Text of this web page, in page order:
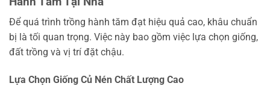
Để quá trình trồng hành tăm đạt hiệu quả cao, khâu chuẩn
bị là tối quan trọng. Việc này bao gồm việc lựa chọn giống,
đất trồng và vị trí đặt chậu.
Lựa Chọn Giống Củ Nén Chất Lượng Cao